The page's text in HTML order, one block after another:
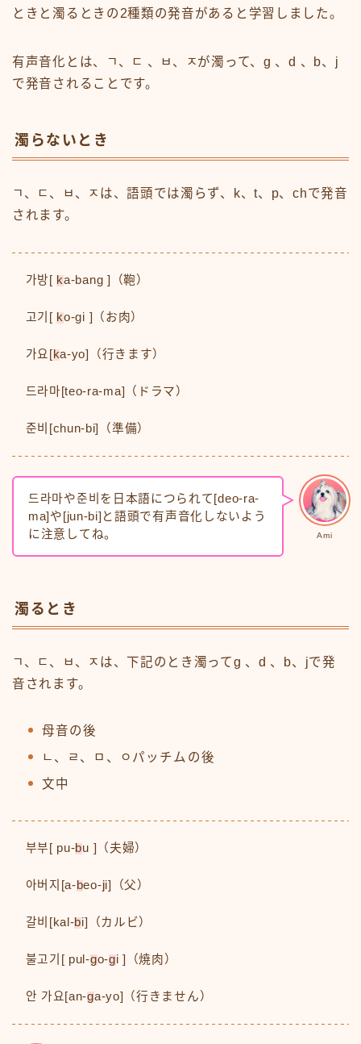
ときと濁るときの2種類の発音があると学習しました。
有声音化とは、ㄱ、ㄷ 、ㅂ、ㅈが濁って、g 、d 、b、j
で発音されることです。
濁らないとき
ㄱ、ㄷ、ㅂ、ㅈは、語頭では濁らず、k、t、p、chで発音
されます。
가방[ka-bang ]（鞄）
고기[ko-gi ]（お肉）
가요[ka-yo]（行きます）
드라마[teo-ra-ma]（ドラマ）
준비[chun-bi]（準備）
Ami
드라마や준비を日本語につられて[deo-ra-
ma]や[jun-bi]と語頭で有声音化しないよう
に注意してね。
濁るとき
ㄱ、ㄷ、ㅂ、ㅈは、下記のとき濁ってg 、d 、b、jで発
音されます。
母音の後
ㄴ、ㄹ、ㅁ、ㅇパッチムの後
文中
부부[ pu-bu ]（夫婦）
아버지[a-beo-ji]（父）
갈비[kal-bi]（カルビ）
불고기[ pul-go-gi ]（焼肉）
안 가요[an-ga-yo]（行きません）